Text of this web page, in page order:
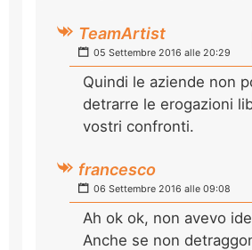
TeamArtist
05 Settembre 2016 alle 20:29
Quindi le aziende non
detrarre le erogazioni
vostri confronti.
francesco
06 Settembre 2016 alle 09:08
Ah ok ok, non avevo
Anche se non